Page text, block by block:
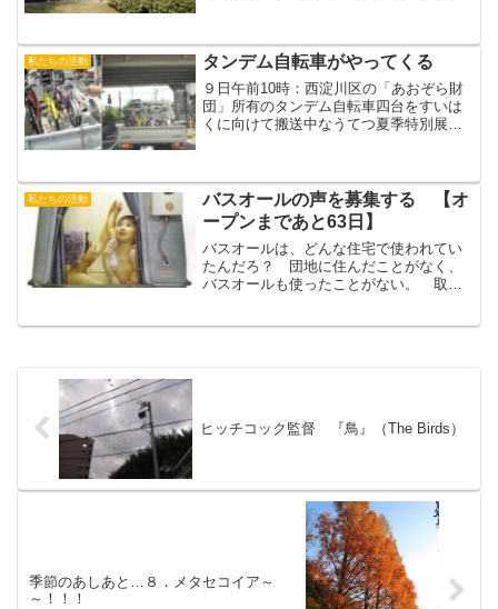
講座室で、紫金山グリー...
私たちの活動 タンデム自転車がやってくる
９日午前10時：西淀川区の「あおぞら財
団」所有のタンデム自転車四台をすいは
くに向けて搬送中なうてつ夏季特別展プ
私たちの活動
バスオールの声を募集する 【オ
ープンまであと63日】
バスオールは、どんな住宅で使われてい
たんだろ？ 団地に住んだことがなく、
バスオールも使ったことがない。 取材
ヒッチコック監督 『鳥』（The Birds）
季節のあしあと…８．メタセコイア～
～！！！